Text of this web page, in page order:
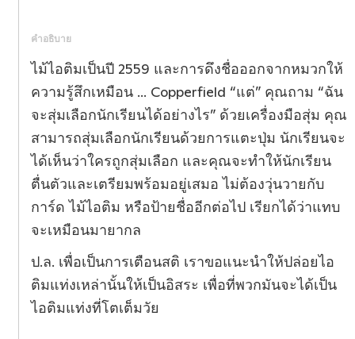
คำอธิบาย
ไม้ไอติมเป็นปี 2559 และการดึงชื่อออกจากหมวกให้
ความรู้สึกเหมือน ... Copperfield “แต่” คุณถาม “ฉัน
จะสุ่มเลือกนักเรียนได้อย่างไร” ด้วยเครื่องมือสุ่ม คุณ
สามารถสุ่มเลือกนักเรียนด้วยการแตะปุ่ม นักเรียนจะ
ได้เห็นว่าใครถูกสุ่มเลือก และคุณจะทำให้นักเรียน
ตื่นตัวและเตรียมพร้อมอยู่เสมอ ไม่ต้องวุ่นวายกับ
การ์ด ไม้ไอติม หรือป้ายชื่ออีกต่อไป เรียกได้ว่าแทบ
จะเหมือนมายากล
ป.ล. เพื่อเป็นการเตือนสติ เราขอแนะนำให้ปล่อยไอ
ติมแท่งเหล่านั้นให้เป็นอิสระ เพื่อที่พวกมันจะได้เป็น
ไอติมแท่งที่โตเต็มวัย